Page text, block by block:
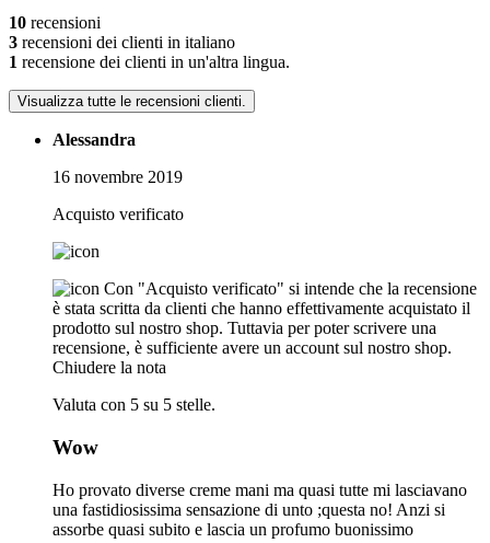
10 recensioni
3 recensioni dei clienti in italiano
1 recensione dei clienti in un'altra lingua.
Visualizza tutte le recensioni clienti.
Alessandra
16 novembre 2019
Acquisto verificato
Con "Acquisto verificato" si intende che la recensione
è stata scritta da clienti che hanno effettivamente acquistato il
prodotto sul nostro shop. Tuttavia per poter scrivere una
recensione, è sufficiente avere un account sul nostro shop.
Chiudere la nota
Valuta con 5 su 5 stelle.
Wow
Ho provato diverse creme mani ma quasi tutte mi lasciavano
una fastidiosissima sensazione di unto ;questa no! Anzi si
assorbe quasi subito e lascia un profumo buonissimo